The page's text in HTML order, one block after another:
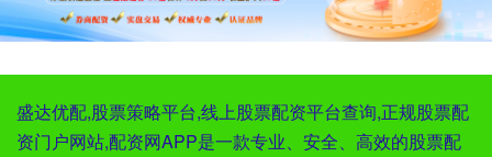
盛达优配,股票策略平台,线上股票配资平台查询,正规股票配
资门户网站,配资网APP是一款专业、安全、高效的股票配